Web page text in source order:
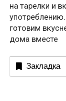
на тарелки и
готовим
дома вместе
Закладка